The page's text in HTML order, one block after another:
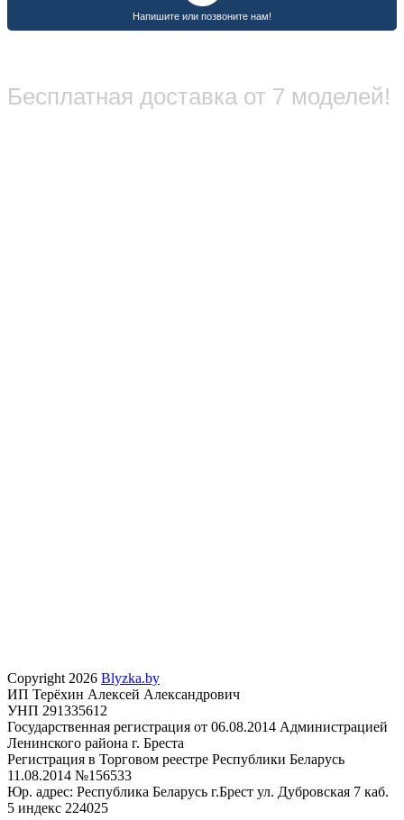
Бесплатная доставка от 7 моделей!
Copyright 2026 Blyzka.by
ИП Терёхин Алексей Александрович
УНП 291335612
Государственная регистрация от 06.08.2014 Администрацией
Ленинского района г. Бреста
Регистрация в Торговом реестре Республики Беларусь
11.08.2014 №156533
Юр. адрес: Республика Беларусь г.Брест ул. Дубровская 7 каб.
5 индекс 224025